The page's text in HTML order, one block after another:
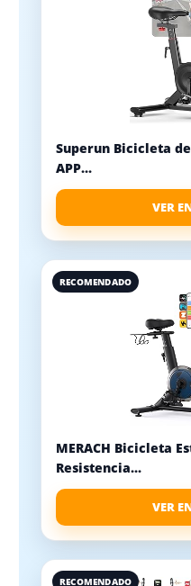
Superun Bicicleta
APP...
VER
RECOMENDADO
MERACH Bicicleta
Resistencia...
VER
RECOMENDADO